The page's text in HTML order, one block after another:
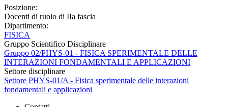
Posizione:
Docenti di ruolo di IIa fascia
Dipartimento:
FISICA
Gruppo Scientifico Disciplinare
Gruppo 02/PHYS-01 - FISICA SPERIMENTALE DELLE
INTERAZIONI FONDAMENTALI E APPLICAZIONI
Settore disciplinare
Settore PHYS-01/A - Fisica sperimentale delle interazioni
fondamentali e applicazioni